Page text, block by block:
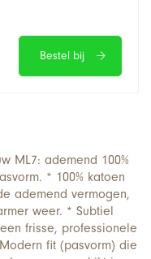
Bestel bij
ML7: ademend 100%
* 100% katoen
ademend vermogen,
weer. * Subtiel
frisse, professionele
fit (pasvorm) die